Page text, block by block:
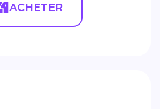
ACHETER